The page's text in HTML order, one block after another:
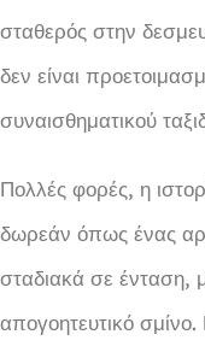
σταθερός στην
δεν είναι
συναισθηματικού
Πολλές φορές, η
δωρεάν όπως ένας
σταδιακά σε ένταση,
απογοητευτικό